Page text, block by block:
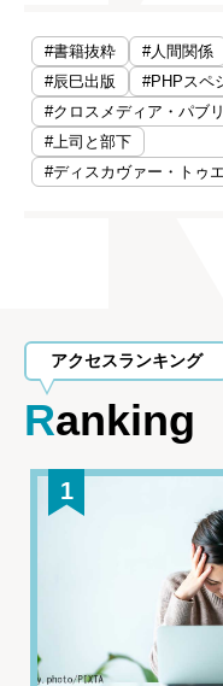
#書籍抜粋 #人間関係
#辰巳出版
#PHPスペ
#クロスメディア・パブ
#上司と部下
#ディスカヴァー・トゥ
アクセスランキング
Ranking
1